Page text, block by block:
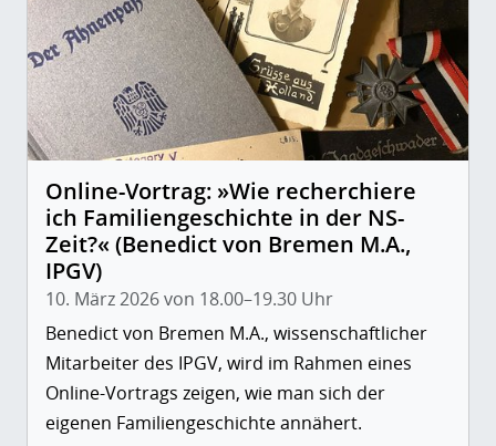
Online-Vortrag: »Wie recherchiere
ich Familiengeschichte in der NS-
Zeit?« (Benedict von Bremen M.A.,
IPGV)
10. März 2026 von 18.00–19.30 Uhr
Benedict von Bremen M.A., wissenschaftlicher
Mitarbeiter des IPGV, wird im Rahmen eines
Online-Vortrags zeigen, wie man sich der
eigenen Familiengeschichte annähert.